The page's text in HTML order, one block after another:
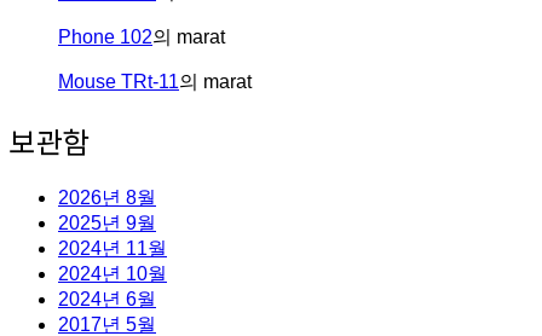
Phone 102의 marat
Mouse TRt-11의 marat
보관함
2026년 8월
2025년 9월
2024년 11월
2024년 10월
2024년 6월
2017년 5월